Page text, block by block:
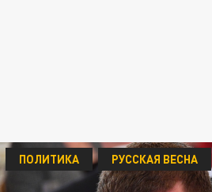
ПОЛИТИКА РУССКАЯ ВЕСНА